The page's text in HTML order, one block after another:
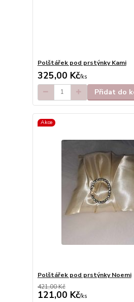
Polštářek pod prstýnky Kami
325,00 Kč/ks
Přidat do
Akce
Polštářek pod prstýnky Noemi
421,00 Kč
121,00 Kč/ks